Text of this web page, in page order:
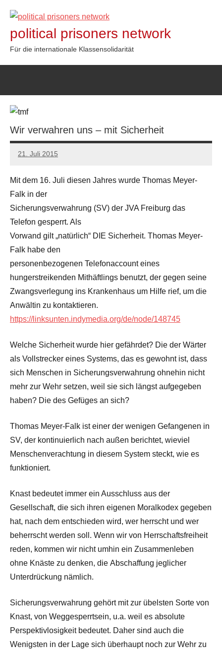
Inhalt
springen
political prisoners network
Für die internationale Klassensolidarität
Wir verwahren uns – mit Sicherheit
21. Juli 2015
admin
Mit dem 16. Juli diesen Jahres wurde Thomas Meyer-
Falk in der
Sicherungsverwahrung (SV) der JVA Freiburg das
Telefon gesperrt. Als
Vorwand gilt „natürlich“ DIE Sicherheit. Thomas Meyer-
Falk habe den
personenbezogenen Telefonaccount eines
hungerstreikenden Mithäftlings benutzt, der gegen seine
Zwangsverlegung ins Krankenhaus um Hilfe rief, um die
Anwältin zu kontaktieren.
https://linksunten.indymedia.org/de/node/148745
Welche Sicherheit wurde hier gefährdet? Die der Wärter
als Vollstrecker eines Systems, das es gewohnt ist, dass
sich Menschen in Sicherungsverwahrung ohnehin nicht
mehr zur Wehr setzen, weil sie sich längst aufgegeben
haben? Die des Gefüges an sich?
Thomas Meyer-Falk ist einer der wenigen Gefangenen in
SV, der kontinuierlich nach außen berichtet, wieviel
Menschenverachtung in diesem System steckt, wie es
funktioniert.
Knast bedeutet immer ein Ausschluss aus der
Gesellschaft, die sich ihren eigenen Moralkodex gegeben
hat, nach dem entschieden wird, wer herrscht und wer
beherrscht werden soll. Wenn wir von Herrschaftsfreiheit
reden, kommen wir nicht umhin ein Zusammenleben
ohne Knäste zu denken, die Abschaffung jeglicher
Unterdrückung nämlich.
Sicherungsverwahrung gehört mit zur übelsten Sorte von
Knast, von Weggesperrtsein, u.a. weil es absolute
Perspektivlosigkeit bedeutet. Daher sind auch die
Wenigsten in der Lage sich überhaupt noch zur Wehr zu